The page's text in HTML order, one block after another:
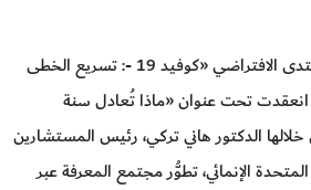
الجلسة الثانية من المنتدى الافتراضي «كوفيد 19 -: تسريع الخطى
تحت عنوان «ماذا تُعادل سنة
الدكتور هاني تركي، رئيس المستشارين
المتحدة الإنمائي، تطوُّر مجتمع المعرفة عبر